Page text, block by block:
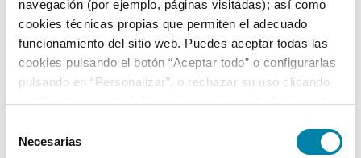
navegación (por ejemplo, páginas visitadas); así como
cookies técnicas propias que permiten el adecuado
funcionamiento del sitio web. Puedes aceptar todas las
cookies pulsando el botón “Aceptar todo” o configurarlas
pulsando en “Personalizar”, o rechazar su uso clicando
en “Rechazar todas”. Más información en laPolítica de
Necesarias
Ficha técnica
Exterior
Interior